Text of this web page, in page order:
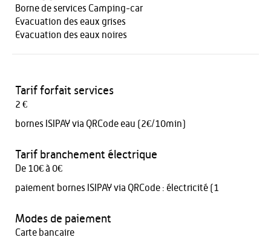
Borne de services Camping-car
Evacuation des eaux grises
Evacuation des eaux noires
Tarif forfait services
2 €
bornes ISIPAY via QRCode eau (2€/10min)
Tarif branchement électrique
De 10€ à 0€
paiement bornes ISIPAY via QRCode : électricité (1
Modes de paiement
Carte bancaire